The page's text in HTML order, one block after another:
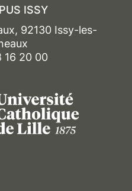
ISSY
92130 Issy-les-
16 20 00